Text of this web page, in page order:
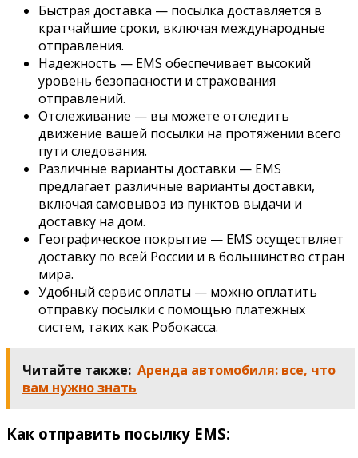
Быстрая доставка — посылка доставляется в
кратчайшие сроки, включая международные
отправления.
Надежность — EMS обеспечивает высокий
уровень безопасности и страхования
отправлений.
Отслеживание — вы можете отследить
движение вашей посылки на протяжении всего
пути следования.
Различные варианты доставки — EMS
предлагает различные варианты доставки,
включая самовывоз из пунктов выдачи и
доставку на дом.
Географическое покрытие — EMS осуществляет
доставку по всей России и в большинство стран
мира.
Удобный сервис оплаты — можно оплатить
отправку посылки с помощью платежных
систем, таких как Робокасса.
Читайте также: Аренда автомобиля: все, что
вам нужно знать
Как отправить посылку EMS: